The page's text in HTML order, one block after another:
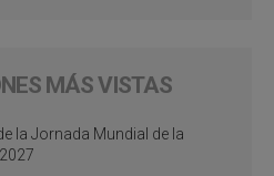
MÁS VISTAS
la Jornada Mundial de la